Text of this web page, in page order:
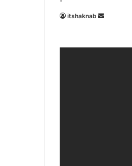
itshaknab
Envoyer